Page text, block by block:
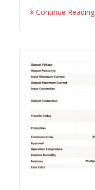
Continue Reading